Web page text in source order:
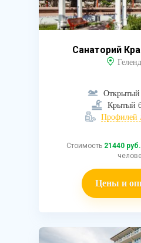
Санаторий
Открытый
Крытый
Профилей
Стоимость 21440 руб.
Цены и